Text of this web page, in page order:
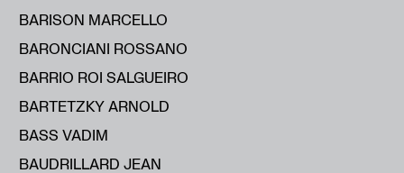
BARISON MARCELLO
BARONCIANI ROSSANO
BARRIO ROI SALGUEIRO
BARTETZKY ARNOLD
BASS VADIM
BAUDRILLARD JEAN